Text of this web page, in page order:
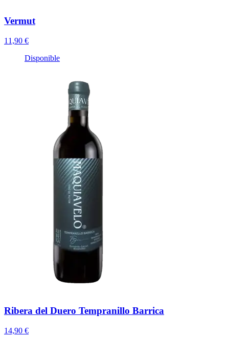
Vermut
11,90 €
Disponible
Ribera del Duero Tempranillo Barrica
14,90 €